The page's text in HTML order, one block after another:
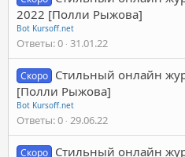
2022 [Полли Рыжова]
Bot Kursoff.net
Ответы 0 31.01.22
Скоро Стильный онлайн
[Полли Рыжова]
Bot Kursoff.net
Ответы 0 29.06.22
Скоро Стильный онлайн